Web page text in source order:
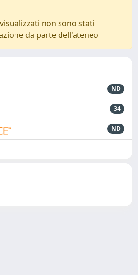
non sono stati
da parte dell'ateneo
ND
34
ND